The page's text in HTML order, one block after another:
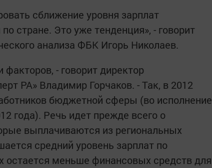
сближение уровня зарплат
стране. Это уже тенденция», - говорит
анализа ФБК Игорь Николаев.
- говорит директор
РА» Владимир Горчаков. - Так, в 2012
бюджетной сферы (во исполнение
года). Речь идет прежде всего о
выплачиваются из региональных
средний уровень зарплат по
меньше финансовых средств для